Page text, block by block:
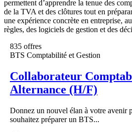
permettent d’apprendre la tenue des
de la TVA et des clôtures tout en
une expérience concrète en entreprise,
règles, des logiciels de gestion et des
835 offres
BTS Comptabilité et Gestion
Collaborateur
Alternance (H/F)
Donnez un nouvel élan à votre avenir
souhaitez préparer un BTS...